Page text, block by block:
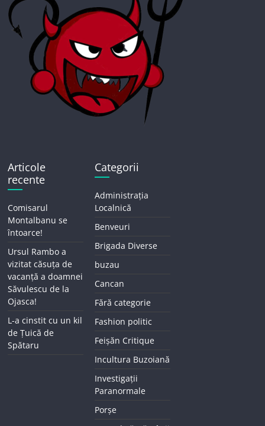
Articole
recente
Comisarul
Montalbanu se
întoarce!
Ursul Rambo a
vizitat căsuța de
vacanță a doamnei
Săvulescu de la
Ojasca!
L-a cinstit cu un kil
de Țuică de
Spătaru
Categorii
Administrația
Localnică
Benveuri
Brigada Diverse
buzau
Cancan
Fără categorie
Fashion politic
Feișăn Critique
Incultura Buzoiană
Investigații
Paranormale
Porșe